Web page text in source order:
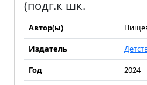
(подг.к шк.
Автор(ы)
Издатель
Год
2024